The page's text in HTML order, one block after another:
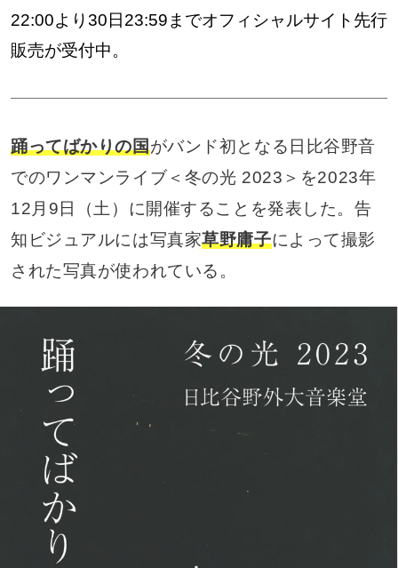
22:00より30日23:59までオフィシャルサイト先行
販売が受付中。
踊ってばかりの国がバンド初となる日比谷野音
でのワンマンライブ＜冬の光 2023＞を2023年
12月9日（土）に開催することを発表した。告
知ビジュアルには写真家草野庸子によって撮影
された写真が使われている。